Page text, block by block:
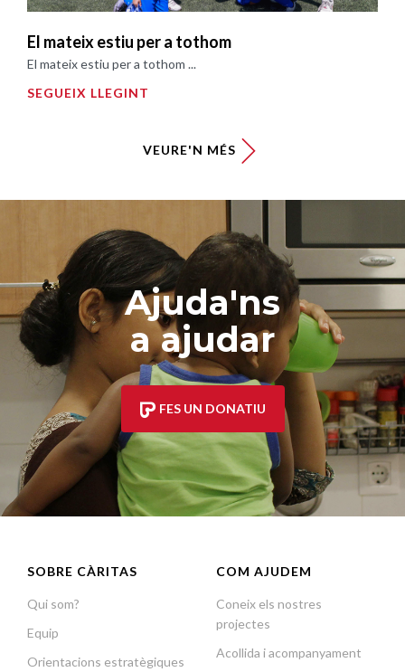
El mateix estiu per a tothom
El mateix estiu per a tothom ...
SEGUEIX LLEGINT
VEURE'N MÉS
Ajuda'ns
a ajudar
FES UN DONATIU
SOBRE CÀRITAS
Qui som?
Equip
Orientacions estratègiques
COM AJUDEM
Coneix els nostres
projectes
Acollida i acompanyament